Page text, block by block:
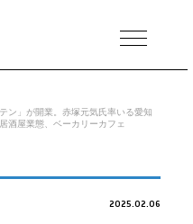
MENU
テン」が開業。赤塚元気氏率いる愛知
酒屋業態、ベーカリーカフェ
2025.02.06